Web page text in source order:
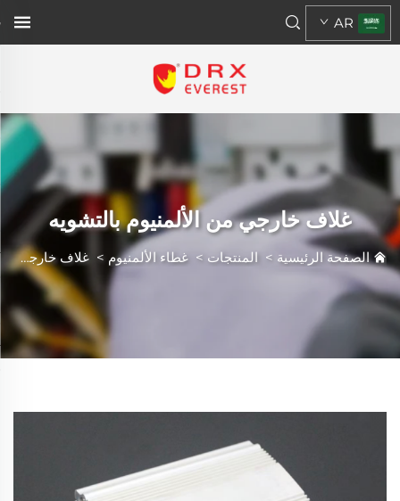
AR
غلاف خارجي من الألمنيوم بالتشويه
الصفحة الرئيسية >المنتجات > غطاء الألمنيوم > غلاف خارجي من الألمنيوم بالتشويه